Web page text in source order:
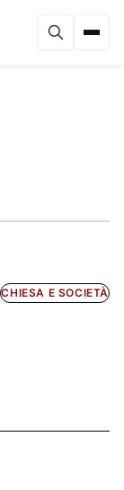
CHIESA E SOCIETÀ